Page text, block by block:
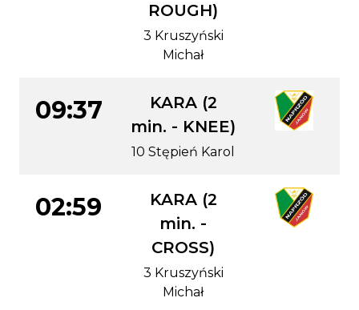
ROUGH)
3 Kruszyński
Michał
09:37
KARA (2
min. - KNEE)
10 Stępień Karol
02:59
KARA (2
min. -
CROSS)
3 Kruszyński
Michał